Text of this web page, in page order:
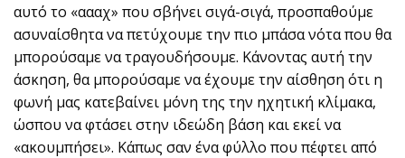
αυτό το «αααχ» που σβήνει σιγά-σιγά, προσπαθούμε
ασυναίσθητα να πετύχουμε την πιο μπάσα νότα που θα
μπορούσαμε να τραγουδήσουμε. Κάνοντας αυτή την
άσκηση, θα μπορούσαμε να έχουμε την αίσθηση ότι η
φωνή μας κατεβαίνει μόνη της την ηχητική κλίμακα,
ώσπου να φτάσει στην ιδεώδη βάση και εκεί να
«ακουμπήσει». Κάπως σαν ένα φύλλο που πέφτει από